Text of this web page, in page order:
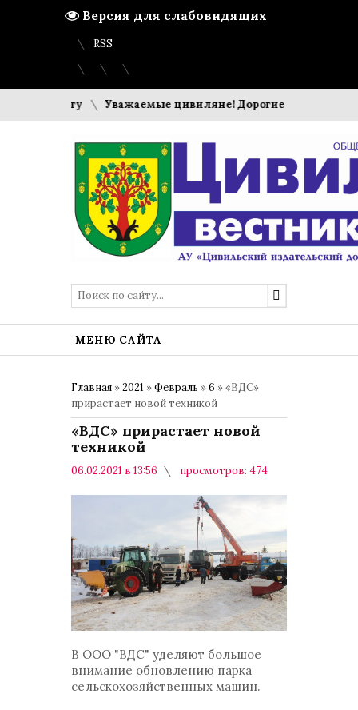
Версия для слабовидящих
Вход Регистрация
Карта сайта
RSS
Уважаемые цивиляне! Дорогие земляки!
МЕНЮ САЙТА
Главная »2021 »Февраль »6 » «ВДС»
прирастает новой техникой
«ВДС» прирастает новой
техникой
06.02.2021 в 13:56
просмотров: 474
В ООО "ВДС" уделяют большое
внимание обновлению парка
сельскохозяйственных машин.